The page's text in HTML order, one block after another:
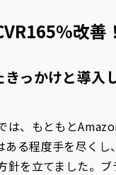
改善
っかけと導入
は、もともと
ある程度手を尽く
針を立てました。